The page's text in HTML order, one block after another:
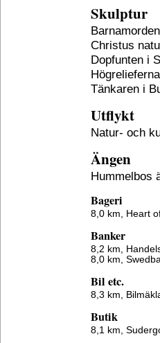
Skulptur
Christus
Dopfunten i
Tänkaren i
Utflykt
Natur- och
Ängen
Hummelbos
Bageri
8,0 km, Heart
Banker
8,2 km,
8,0 km,
Bil etc.
8,3 km,
Butik
8,1 km,